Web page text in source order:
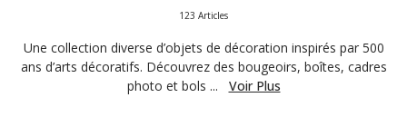
123 Articles
Une collection diverse d’objets de décoration inspirés par 500
ans d’arts décoratifs. Découvrez des bougeoirs, boîtes, cadres
photo et bols ...
Voir Plus